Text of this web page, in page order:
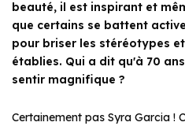
beauté, il est inspirant et
que certains se battent
pour briser les stéréotypes
établies. Qui a dit qu'à 70
sentir magnifique ?
Certainement pas Syra Garcia !